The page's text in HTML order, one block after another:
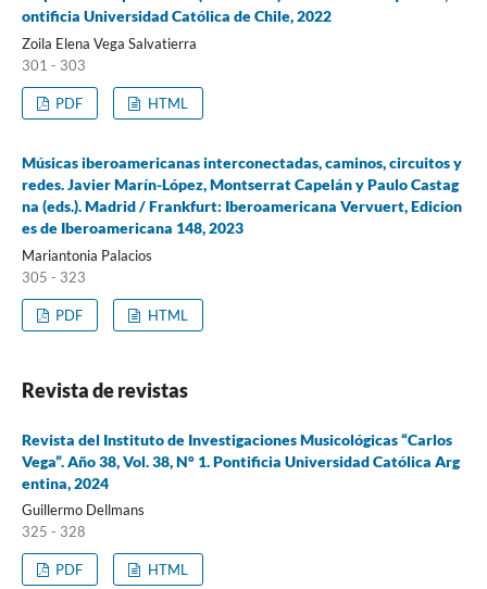
ontificia Universidad Católica de Chile, 2022
Zoila Elena Vega Salvatierra
301 - 303
PDF HTML
Músicas iberoamericanas interconectadas, caminos, circuitos y
redes. Javier Marín-López, Montserrat Capelán y Paulo Castag
na (eds.). Madrid / Frankfurt: Iberoamericana Vervuert, Edicion
es de Iberoamericana 148, 2023
Mariantonia Palacios
305 - 323
PDF HTML
Revista de revistas
Revista del Instituto de Investigaciones Musicológicas “Carlos
Vega”. Año 38, Vol. 38, N° 1. Pontificia Universidad Católica Arg
entina, 2024
Guillermo Dellmans
325 - 328
PDF HTML